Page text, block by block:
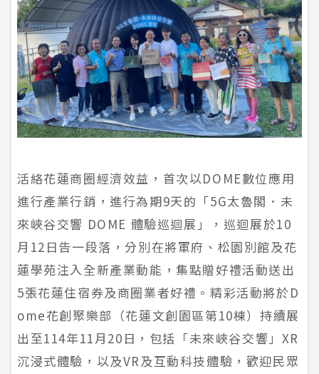
活絡花蓮商圈經濟效益，首次以DOME數位應用
進行產業行銷，進行為期9天的「5G太魯閣．未
來峽谷交響 DOME 體驗巡迴展」，巡迴展於10
月12日告一段落，分別在將軍府、松園別館及花
蓮學苑注入全新產業動能，集點贈好禮活動送出
5張花蓮住宿券及商圈業者好禮。精彩活動將於D
ome花創聚樂部（花蓮文創園區第10棟）持續展
出至114年11月20日，包括「未來峽谷交響」XR
沉浸式體驗，以及VR及互動科技體驗，歡迎民眾